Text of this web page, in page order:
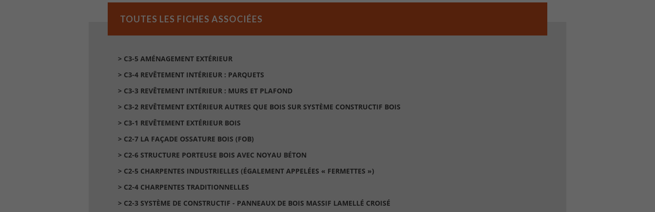
TOUTES LES FICHES ASSOCIÉES
> C3-5 AMÉNAGEMENT EXTÉRIEUR
> C3-4 REVÊTEMENT INTÉRIEUR : PARQUETS
> C3-3 REVÊTEMENT INTÉRIEUR : MURS ET PLAFOND
> C3-2 REVÊTEMENT EXTÉRIEUR AUTRES QUE BOIS SUR SYSTÈME CONSTRUCTIF BOIS
> C3-1 REVÊTEMENT EXTÉRIEUR BOIS
> C2-7 LA FAÇADE OSSATURE BOIS (FOB)
> C2-6 STRUCTURE PORTEUSE BOIS AVEC NOYAU BÉTON
> C2-5 CHARPENTES INDUSTRIELLES (ÉGALEMENT APPELÉES « FERMETTES »)
> C2-4 CHARPENTES TRADITIONNELLES
> C2-3 SYSTÈME DE CONSTRUCTIF - PANNEAUX DE BOIS MASSIF LAMELLÉ CROISÉ